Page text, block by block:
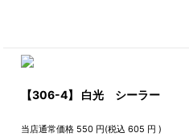
【306-4】 白光 シーラー
当店通常価格 550 円(税込605 円 )